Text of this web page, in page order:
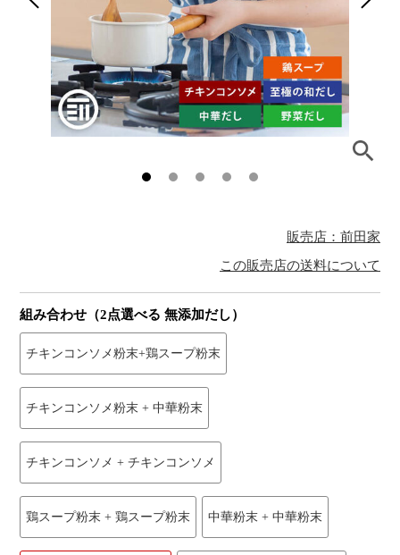
販売店：前田家
この販売店の送料について
組み合わせ（2点選べる 無添加だし）
チキンコンソメ粉末+鶏スープ粉末
チキンコンソメ粉末 + 中華粉末
チキンコンソメ + チキンコンソメ
鶏スープ粉末 + 鶏スープ粉末 中華粉末 + 中華粉末